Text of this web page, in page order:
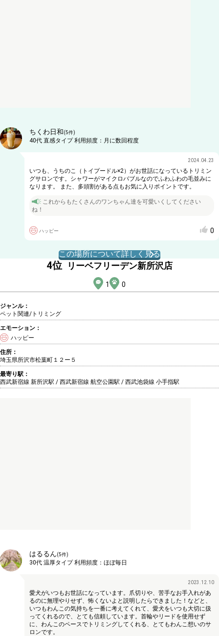
ちくわ日和(5件)
40代 直感タイプ利用頻度： 月に数回程度
2024.04.23
いつも、うちのこ（トイプードル×2）がお世話になっているトリミン
グサロンです。シャワーがマイクロバブルなのでふわふわの毛並みに
なります。 また、多頭割がある点もお気に入りポイントです。
これからもたくさんのワンちゃん達を可愛いくしてください
ね！
ハッピー 0
この場所について詳しく見る
4位 リーベフリーデン新所沢店
1 0
ジャンル：
ペット関連/トリミング
エモーション：
ハッピー
住所：
埼玉県所沢市松葉町１２ー５
最寄り駅：
西武新宿線 新所沢駅 / 西武新宿線 航空公園駅 / 西武池袋線 小手指駅
はるるん(5件)
30代 温厚タイプ利用頻度： ほぼ毎日
2023.12.10
愛犬がいつもお世話になっています。爪切りや、苦手なお手入れがあ
るのに無理やりせず、怖くないよと説明したらできました！などと、
いつもわんこの気持ちを一番に考えてくれて、愛犬をいつも大切に扱
ってくれるので、とても信頼しています。首輪やリードを使用せず
に、わんこのペースでトリミングしてくれる、とてもわんこ想いのサ
ロンです。